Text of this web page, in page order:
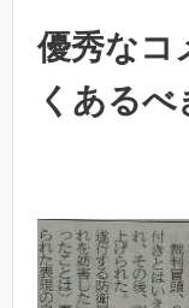
優秀なコ
くあるべ